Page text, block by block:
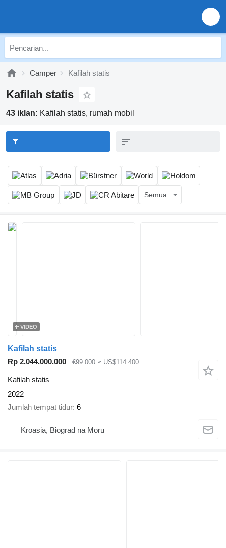
Camper Kafilah statis
Kafilah statis
43 iklan: Kafilah statis, rumah mobil
Semua
VIDEO
Kafilah statis
Rp 2.044.000.000
€99.000 ≈ US$114.400
Kafilah statis
2022
Jumlah tempat tidur 6
Kroasia, Biograd na Moru